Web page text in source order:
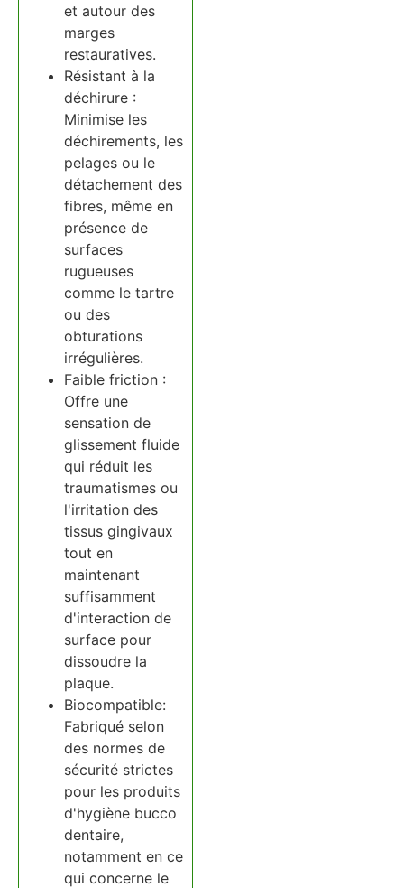
et autour des
marges
restauratives.
Résistant à la
déchirure :
Minimise les
déchirements, les
pelages ou le
détachement des
fibres, même en
présence de
surfaces
rugueuses
comme le tartre
ou des
obturations
irrégulières.
Faible friction :
Offre une
sensation de
glissement fluide
qui réduit les
traumatismes ou
l'irritation des
tissus gingivaux
tout en
maintenant
suffisamment
d'interaction de
surface pour
dissoudre la
plaque.
Biocompatible:
Fabriqué selon
des normes de
sécurité strictes
pour les produits
d'hygiène bucco
dentaire,
notamment en ce
qui concerne le